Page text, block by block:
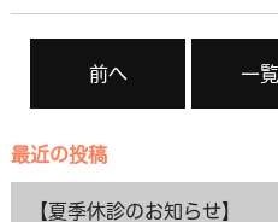
前へ 一
最近の投稿
【夏季休診のお知らせ】